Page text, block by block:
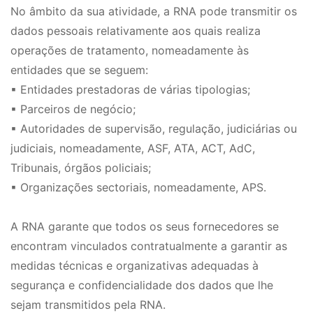
No âmbito da sua atividade, a RNA pode transmitir os
dados pessoais relativamente aos quais realiza
operações de tratamento, nomeadamente às
entidades que se seguem:
▪ Entidades prestadoras de várias tipologias;
▪ Parceiros de negócio;
▪ Autoridades de supervisão, regulação, judiciárias ou
judiciais, nomeadamente, ASF, ATA, ACT, AdC,
Tribunais, órgãos policiais;
▪ Organizações sectoriais, nomeadamente, APS.
A RNA garante que todos os seus fornecedores se
encontram vinculados contratualmente a garantir as
medidas técnicas e organizativas adequadas à
segurança e confidencialidade dos dados que lhe
sejam transmitidos pela RNA.